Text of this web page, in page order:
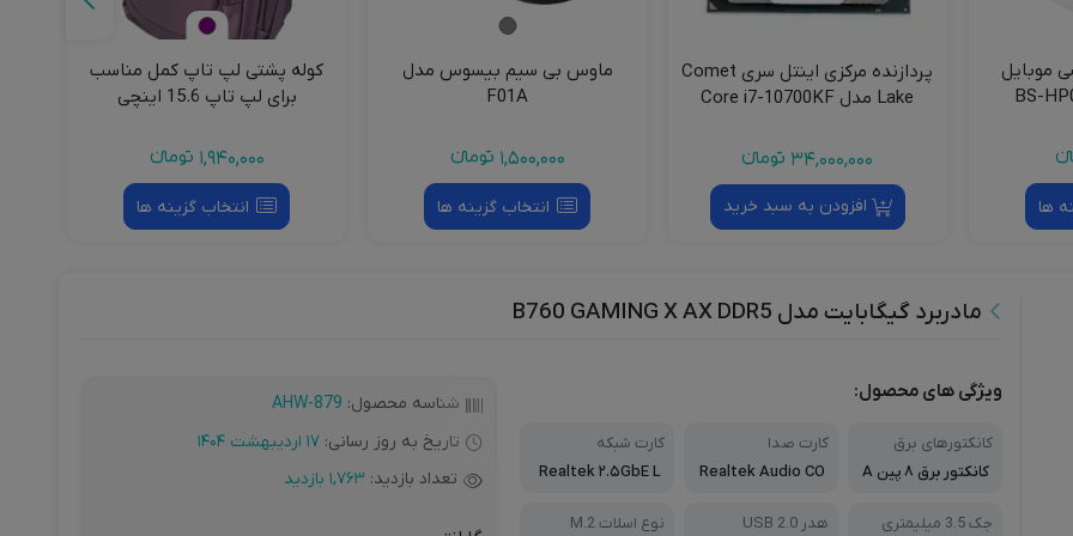
موبایل
ها
پردازنده مرکزی اینتل سری Comet
Lake مدل Core i7-10700KF
34,000,000 تومانءء
افزودن به سبد خرید
ماوس بی سیم‌ بیسوس مدل
F01A
1,500,000 تومانءء
انتخاب گزینه ها
کوله پشتی لپ تاپ کمل مناسب
برای لپ تاپ 15.6 اینچی
1,940,000 تومانءء
انتخاب گزینه ها
مادربرد گیگابایت مدل B760 GAMING X AX DDR5
ویژگی های محصول:
کانکتورهای برق
کانکتور برق ۸ پین A
ی ۲۴ پبن ATX
کارت صدا
Realtek Audio CO
کارت شبکه
Realtek ۲.۵GbE L
s/۱ Gbps/۱۰۰ Mbp
جک 3.5 میلیمتری
هدر USB 2.0
نوع اسلات M.2
شناسه محصول: AHW-879
تاریخ به روز رسانی: 17 اردیبهشت 1404
تعداد بازدید: 1,763 بازدید